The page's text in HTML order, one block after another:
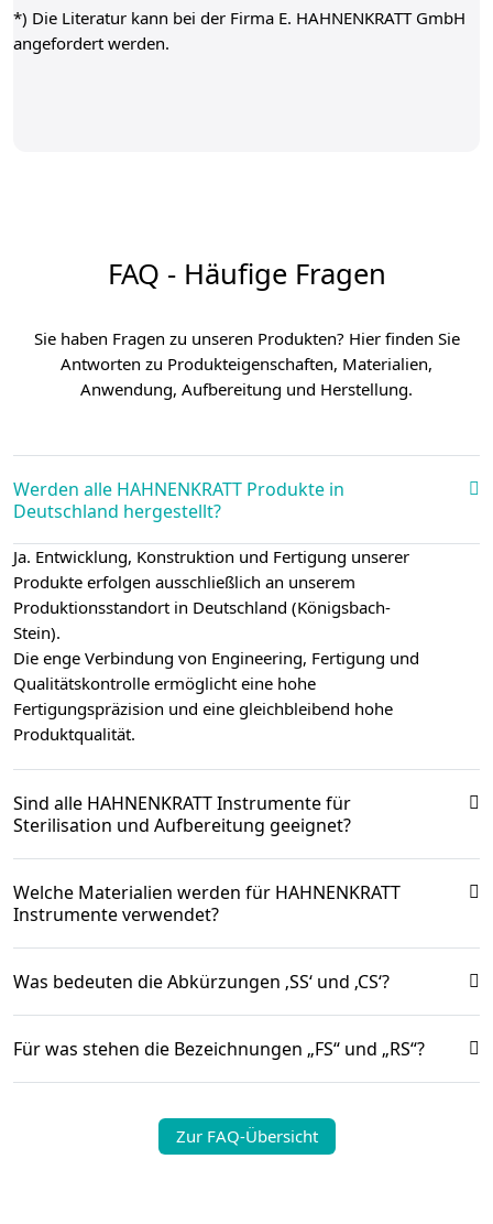
*) Die Literatur kann bei der Firma E. HAHNENKRATT GmbH
angefordert werden.
FAQ - Häufige Fragen
Sie haben Fragen zu unseren Produkten? Hier finden Sie
Antworten zu Produkteigenschaften, Materialien,
Anwendung, Aufbereitung und Herstellung.
Werden alle HAHNENKRATT Produkte in
Deutschland hergestellt?
Ja. Entwicklung, Konstruktion und Fertigung unserer
Produkte erfolgen ausschließlich an unserem
Produktionsstandort in Deutschland (Königsbach-
Stein).
Die enge Verbindung von Engineering, Fertigung und
Qualitätskontrolle ermöglicht eine hohe
Fertigungspräzision und eine gleichbleibend hohe
Produktqualität.
Sind alle HAHNENKRATT Instrumente für
Sterilisation und Aufbereitung geeignet?
Welche Materialien werden für HAHNENKRATT
Instrumente verwendet?
Was bedeuten die Abkürzungen ‚SS‘ und ‚CS‘?
Für was stehen die Bezeichnungen „FS“ und „RS“?
Zur FAQ-Übersicht